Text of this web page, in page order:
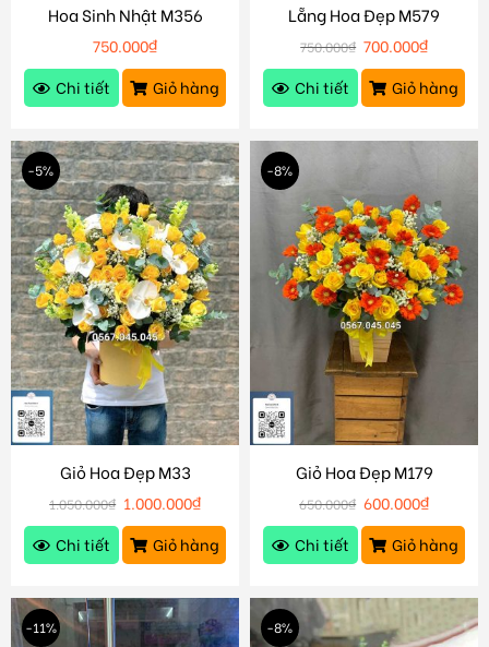
Hoa Sinh Nhật M356
750.000₫
Chi tiết
Giỏ hàng
Lẵng Hoa Đẹp M579
750.000₫ 700.000₫
Chi tiết
Giỏ hàng
-5%
Giỏ Hoa Đẹp M33
1.050.000₫ 1.000.000₫
Chi tiết
Giỏ hàng
-8%
Giỏ Hoa Đẹp M179
650.000₫ 600.000₫
Chi tiết
Giỏ hàng
-11% -8%